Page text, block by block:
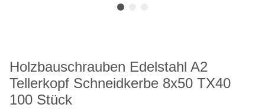
Holzbauschrauben Edelstahl A2
Tellerkopf Schneidkerbe 8x50 TX40
100 Stück